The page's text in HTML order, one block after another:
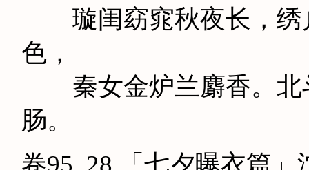
璇闺窈窕秋夜长，绣
色，
秦女金炉兰麝香。北
肠。
卷95_28 「七夕曝衣篇」